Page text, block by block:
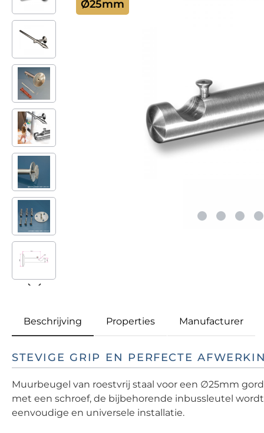
Ø25mm
Beschrijving Properties Manufacturer
STEVIGE GRIP EN PERFECTE
Muurbeugel van roestvrij staal voor een ∅25mm
met een schroef, de bijbehorende inbussleutel
eenvoudige en universele installatie.